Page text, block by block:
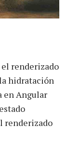
renderizado
hidratación
en Angular
renderizado